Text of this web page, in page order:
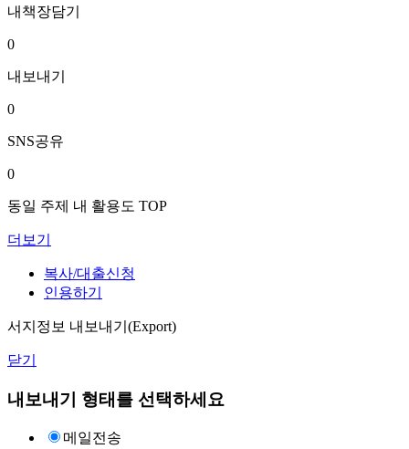
내책장담기
0
내보내기
0
SNS공유
0
동일 주제 내 활용도 TOP
더보기
복사/대출신청
인용하기
서지정보 내보내기(Export)
닫기
내보내기 형태를 선택하세요
메일전송